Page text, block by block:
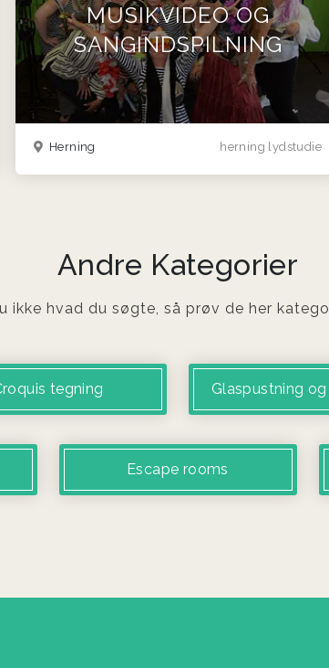
MUSIKVIDEO OG
SANGINDSPILNING
herning lydstudie
Herning
Andre Kategorier
ikke hvad du søgte, så prøv de her
tegning Glaspustning
Escape rooms